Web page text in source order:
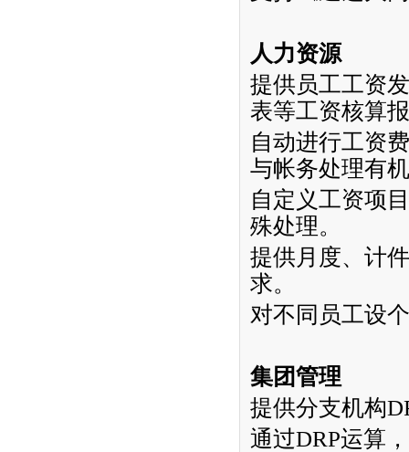
人力资源
提供员工工资
表等工资核算
自动进行工资
与帐务处理有
自定义工资项
殊处理。
提供月度、计
求。
对不同员工设
集团管理
提供分支机构
通过DRP运算